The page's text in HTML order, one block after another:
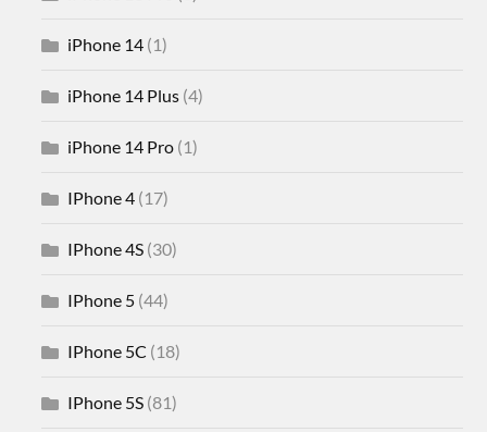
iPhone 14 (1)
iPhone 14 Plus (4)
iPhone 14 Pro (1)
IPhone 4 (17)
IPhone 4S (30)
IPhone 5 (44)
IPhone 5C (18)
IPhone 5S (81)